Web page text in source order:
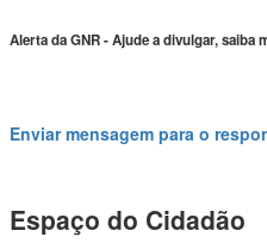
Alerta da GNR - Ajude a divulgar, saiba
Enviar mensagem para o
Espaço do Cidadão